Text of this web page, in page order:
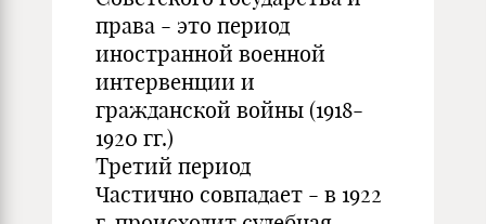
права - это период
иностранной военной
интервенции и
гражданской войны (1918-
1920 гг.)
Третий период
Частично совпадает - в 1922